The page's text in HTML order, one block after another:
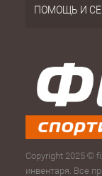
ПОМОЩЬ И
Copyright 2025 ©
инвентаря. Все